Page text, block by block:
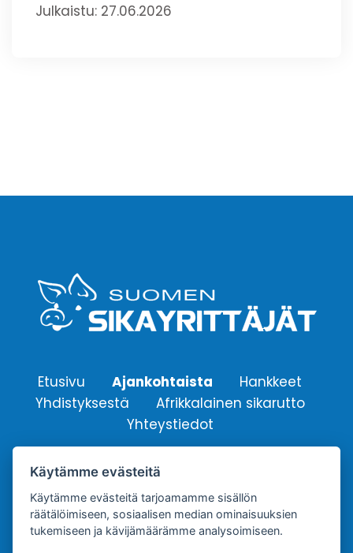
Julkaistu: 27.06.2026
Etusivu Ajankohtaista
Hankkeet
Yhdistyksestä
Afrikkalainen sikarutto
Yhteystiedot
Suomen Sikayrittäjät ry.
Yhdistyksen sähköpostiosoite:
info@sikayrittajat.fi
Käytämme evästeitä
Käytämme evästeitä tarjoamamme sisällön
räätälöimiseen, sosiaalisen median ominaisuuksien
tukemiseen ja kävijämäärämme analysoimiseen.